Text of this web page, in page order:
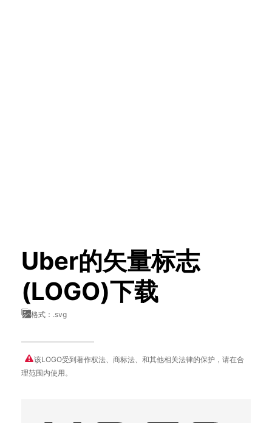
Uber的矢量标志
(LOGO)下载
格式：.svg
该LOGO受到著作权法、商标法、和其他相关法律的保护，请在合
理范围内使用。